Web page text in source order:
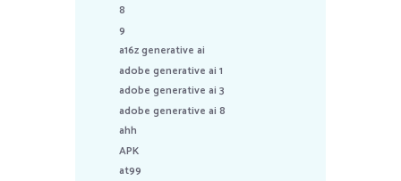
8
9
a16z generative ai
adobe generative ai 1
adobe generative ai 3
adobe generative ai 8
ahh
APK
at99